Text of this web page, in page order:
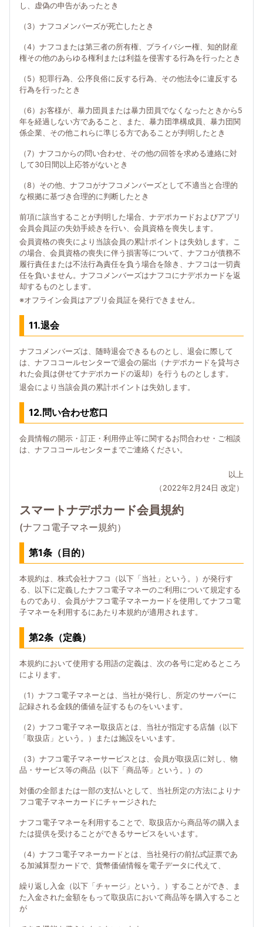
し、虚偽の申告があったとき
（3）ナフコメンバーズが死亡したとき
（4）ナフコまたは第三者の所有権、プライバシー権、知的財産
権その他のあらゆる権利または利益を侵害する行為を行ったとき
（5）犯罪行為、公序良俗に反する行為、その他法令に違反する
行為を行ったとき
（6）お客様が、暴力団員または暴力団員でなくなったときから5
年を経過しない方であること、また、暴力団準構成員、暴力団関
係企業、その他これらに準じる方であることが判明したとき
（7）ナフコからの問い合わせ、その他の回答を求める連絡に対
して30日間以上応答がないとき
（8）その他、ナフコがナフコメンバーズとして不適当と合理的
な根拠に基づき合理的に判断したとき
前項に該当することが判明した場合、ナデポカードおよびアプリ
会員会員証の失効手続きを行い、会員資格を喪失します。
会員資格の喪失により当該会員の累計ポイントは失効します。こ
の場合、会員資格の喪失に伴う損害等について、ナフコが債務不
履行責任または不法行為責任を負う場合を除き、ナフコは一切責
任を負いません。ナフコメンバーズはナフコにナデポカードを返
却するものとします。
※オフライン会員はアプリ会員証を発行できません。
11.退会
ナフコメンバーズは、随時退会できるものとし、退会に際して
は、ナフココールセンターで退会の届出（ナデポカードを貸与さ
れた会員は併せてナデポカードの返却）を行うものとします。
退会により当該会員の累計ポイントは失効します。
12.問い合わせ窓口
会員情報の開示・訂正・利用停止等に関するお問合わせ・ご相談
は、ナフココールセンターまでご連絡ください。
以上
（2022年2月24日 改定）
スマートナデポカード会員規約
(ナフコ電子マネー規約）
第1条（目的）
本規約は、株式会社ナフコ（以下「当社」という。）が発行す
る、以下に定義したナフコ電子マネーのご利用について規定する
ものであり、会員がナフコ電子マネーカードを使用してナフコ電
子マネーを利用するにあたり本規約が適用されます。
第2条（定義）
本規約において使用する用語の定義は、次の各号に定めるところ
によります。
（1）ナフコ電子マネーとは、当社が発行し、所定のサーバーに
記録される金銭的価値を証するものをいいます。
（2）ナフコ電子マネー取扱店とは、当社が指定する店舗（以下
「取扱店」という。）または施設をいいます。
（3）ナフコ電子マネーサービスとは、会員が取扱店に対し、物
品・サービス等の商品（以下「商品等」という。）の
対価の全部または一部の支払いとして、当社所定の方法によりナ
フコ電子マネーカードにチャージされた
ナフコ電子マネーを利用することで、取扱店から商品等の購入ま
たは提供を受けることができるサービスをいいます。
（4）ナフコ電子マネーカードとは、当社発行の前払式証票であ
る加減算型カードで、貨幣価値情報を電子データに代えて、
繰り返し入金（以下「チャージ」という。）することができ、ま
た入金された金額をもって取扱店において商品等を購入すること
が